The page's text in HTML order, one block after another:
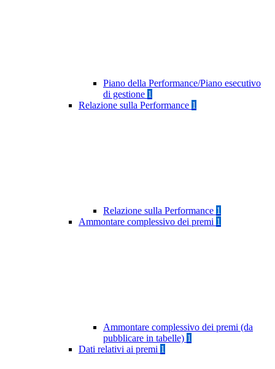
Piano della Performance/Piano esecutivo
di gestione 1
Relazione sulla Performance 1
Relazione sulla Performance 1
Ammontare complessivo dei premi 1
Ammontare complessivo dei premi (da
pubblicare in tabelle) 1
Dati relativi ai premi 1